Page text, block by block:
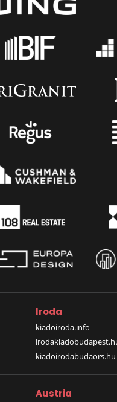
Iroda
kiadoiroda.info
kiadoirodabudaors.hu
Austria